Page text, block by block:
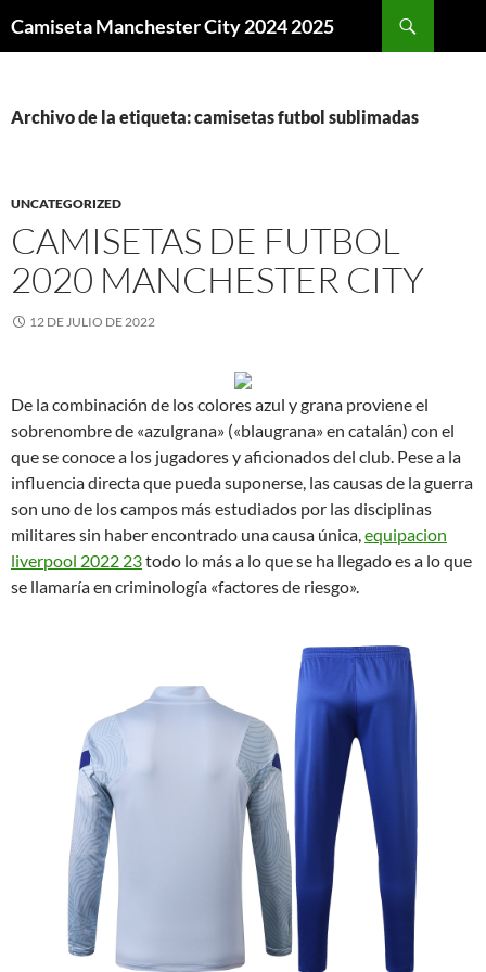
Camiseta Manchester City 2024 2025
Archivo de la etiqueta: camisetas futbol sublimadas
UNCATEGORIZED
CAMISETAS DE FUTBOL
2020 MANCHESTER CITY
12 DE JULIO DE 2022
De la combinación de los colores azul y grana proviene el
sobrenombre de «azulgrana» («blaugrana» en catalán) con el
que se conoce a los jugadores y aficionados del club. Pese a la
influencia directa que pueda suponerse, las causas de la guerra
son uno de los campos más estudiados por las disciplinas
militares sin haber encontrado una causa única,equipacion
liverpool 2022 23todo lo más a lo que se ha llegado es a lo que
se llamaría en criminología «factores de riesgo».